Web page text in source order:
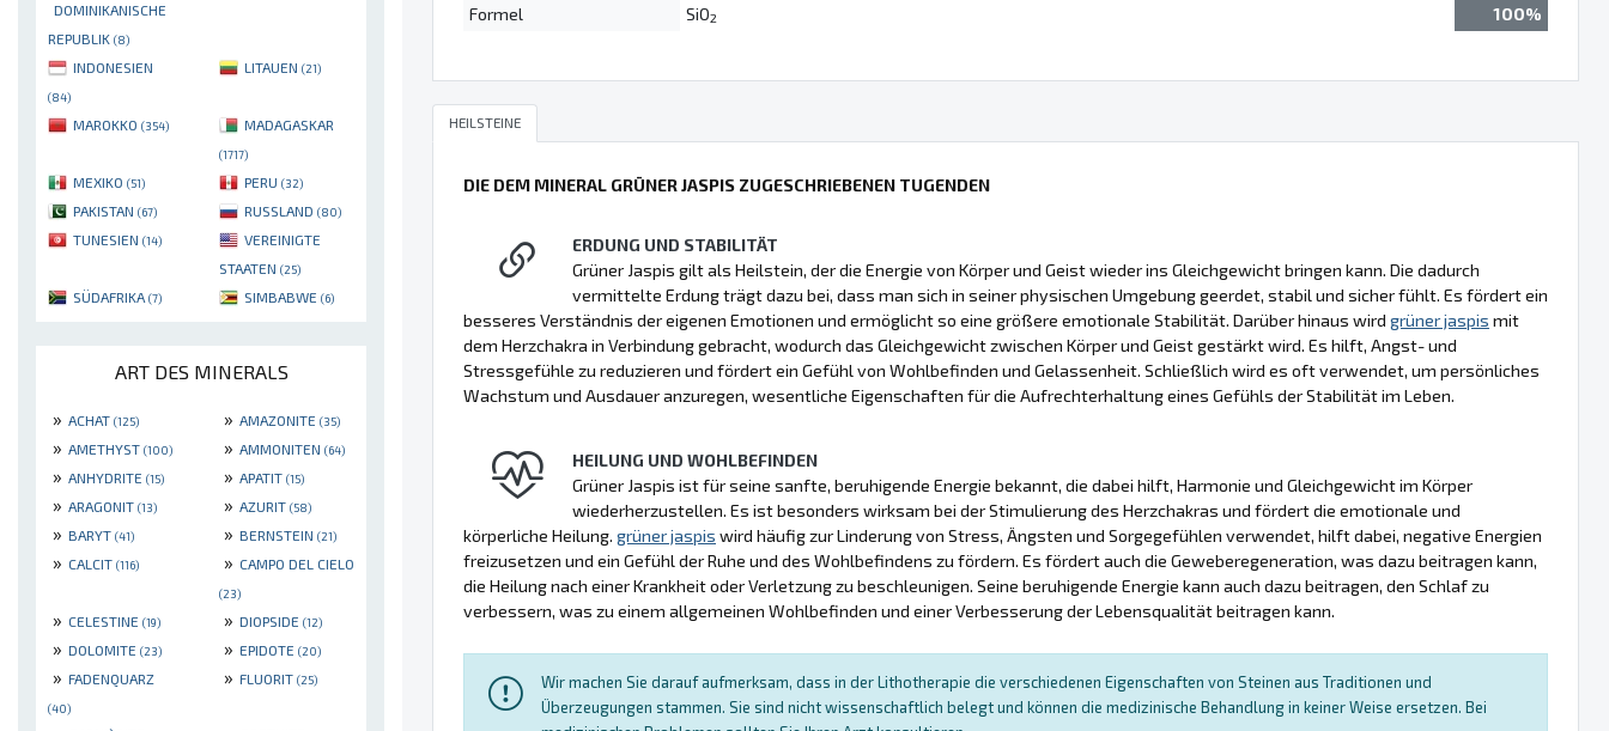
DOMINIKANISCHE
REPUBLIK (8)
INDONESIEN
(84)
LITAUEN (21)
MAROKKO (354) MADAGASKAR
(1717)
MEXIKO (51) PERU (32)
PAKISTAN (67) RUSSLAND (80)
TUNESIEN (14)
VEREINIGTE
STAATEN (25)
SÜDAFRIKA (7) SIMBABWE (6)
ART DES MINERALS
» ACHAT (125) » AMAZONITE (35)
» AMETHYST (100) » AMMONITEN (64)
» ANHYDRITE (15) » APATIT (15)
» ARAGONIT (13) » AZURIT (58)
» BARYT (41) » BERNSTEIN (21)
» CALCIT (116) » CAMPO DEL CIELO
(23)
» CELESTINE (19) » DIOPSIDE (12)
» DOLOMITE (23) » EPIDOTE (20)
» FADENQUARZ
(40)
» FLUORIT (25)
Formel
SiO2
100%
HEILSTEINE
DIE DEM MINERAL GRÜNER JASPIS ZUGESCHRIEBENEN TUGENDEN
ERDUNG UND STABILITÄT
Grüner Jaspis gilt als Heilstein, der die Energie von Körper und Geist wieder ins Gleichgewicht bringen kann. Die dadurch
vermittelte Erdung trägt dazu bei, dass man sich in seiner physischen Umgebung geerdet, stabil und sicher fühlt. Es fördert ein
besseres Verständnis der eigenen Emotionen und ermöglicht so eine größere emotionale Stabilität. Darüber hinaus wird grüner jaspis mit
dem Herzchakra in Verbindung gebracht, wodurch das Gleichgewicht zwischen Körper und Geist gestärkt wird. Es hilft, Angst- und
Stressgefühle zu reduzieren und fördert ein Gefühl von Wohlbefinden und Gelassenheit. Schließlich wird es oft verwendet, um persönliches
Wachstum und Ausdauer anzuregen, wesentliche Eigenschaften für die Aufrechterhaltung eines Gefühls der Stabilität im Leben.
HEILUNG UND WOHLBEFINDEN
Grüner Jaspis ist für seine sanfte, beruhigende Energie bekannt, die dabei hilft, Harmonie und Gleichgewicht im Körper
wiederherzustellen. Es ist besonders wirksam bei der Stimulierung des Herzchakras und fördert die emotionale und
körperliche Heilung. grüner jaspis wird häufig zur Linderung von Stress, Ängsten und Sorgegefühlen verwendet, hilft dabei, negative Energien
freizusetzen und ein Gefühl der Ruhe und des Wohlbefindens zu fördern. Es fördert auch die Geweberegeneration, was dazu beitragen kann,
die Heilung nach einer Krankheit oder Verletzung zu beschleunigen. Seine beruhigende Energie kann auch dazu beitragen, den Schlaf zu
verbessern, was zu einem allgemeinen Wohlbefinden und einer Verbesserung der Lebensqualität beitragen kann.
Wir machen Sie darauf aufmerksam, dass in der Lithotherapie die verschiedenen Eigenschaften von Steinen aus Traditionen und
Überzeugungen stammen. Sie sind nicht wissenschaftlich belegt und können die medizinische Behandlung in keiner Weise ersetzen. Bei